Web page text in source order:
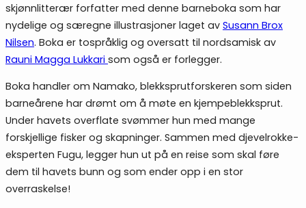
skjønnlitterær forfatter med denne barneboka som har
nydelige og særegne illustrasjoner laget av Susann Brox
Nilsen. Boka er tospråklig og oversatt til nordsamisk av
Rauni Magga Lukkari som også er forlegger.
Boka handler om Namako, blekksprutforskeren som siden
barneårene har drømt om å møte en kjempeblekksprut.
Under havets overflate svømmer hun med mange
forskjellige fisker og skapninger. Sammen med djevelrokke-
eksperten Fugu, legger hun ut på en reise som skal føre
dem til havets bunn og som ender opp i en stor
overraskelse!